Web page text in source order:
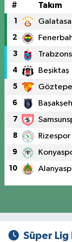
# Takım
1
2
3
4 Beşiktaş
5 Göztepe
6
7
8 Rizespor
9
10
Süper Lig